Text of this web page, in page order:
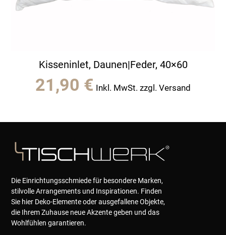
Kisseninlet, Daunen|Feder, 40×60
21,90 € Inkl. MwSt. zzgl. Versand
Die Einrichtungsschmiede für besondere Marken,
stilvolle Arrangements und Inspirationen. Finden
Sie hier Deko-Elemente oder ausgefallene Objekte,
die Ihrem Zuhause neue Akzente geben und das
Wohlfühlen garantieren.